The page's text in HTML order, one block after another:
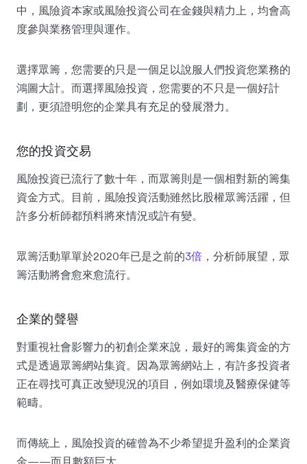
中，風險資本家或風險投資公司在金錢與精力上，均會高
度參與業務管理與運作。
選擇眾籌，您需要的只是一個足以說服人們投資您業務的
鴻圖大計。而選擇風險投資，您需要的不只是一個好計
劃，更須證明您的企業具有充足的發展潛力。
您的投資交易
風險投資已流行了數十年，而眾籌則是一個相對新的籌集
資金方式。目前，風險投資活動雖然比股權眾籌活躍，但
許多分析師都預料將來情況或許有變。
眾籌活動單單於2020年已是之前的3倍 ，分析師展望，眾
籌活動將會愈來愈流行。
企業的聲譽
對重視社會影響力的初創企業來說，最好的籌集資金的方
式是透過眾籌網站集資。因為眾籌網站上，有許多投資者
正在尋找可真正改變現況的項目，例如環境及醫療保健等
範疇。
而傳統上，風險投資的確曾為不少希望提升盈利的企業資